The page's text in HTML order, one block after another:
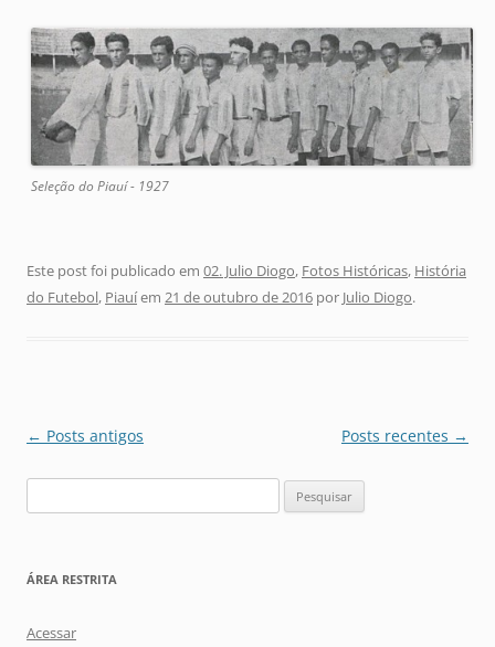
Seleção do Piauí - 1927
Este post foi publicado em 02. Julio Diogo, Fotos Históricas, História
do Futebol, Piauíem 21 de outubro de 2016 por Julio Diogo.
Navegação
← Posts antigos Posts recentes →
por:
ÁREA RESTRITA
Acessar